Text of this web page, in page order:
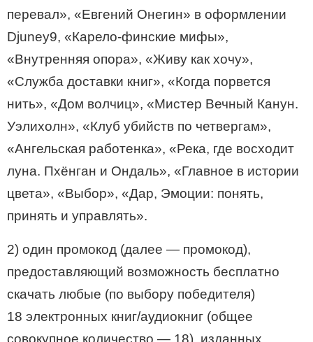
перевал», «Евгений Онегин» в оформлении
Djuney9, «Карело-финские мифы»,
«Внутренняя опора», «Живу как хочу»,
«Служба доставки книг», «Когда порвется
нить», «Дом волчиц», «Мистер Вечный Канун.
Уэлихолн», «Клуб убийств по четвергам»,
«Ангельская работенка», «Река, где восходит
луна. Пхёнган и Ондаль», «Главное в истории
цвета», «Выбор», «Дар, Эмоции: понять,
принять и управлять».
2) один промокод (далее — промокод),
предоставляющий возможность бесплатно
скачать любые (по выбору победителя)
18 электронных книг/аудиокниг (общее
совокупное количество — 18), изданных